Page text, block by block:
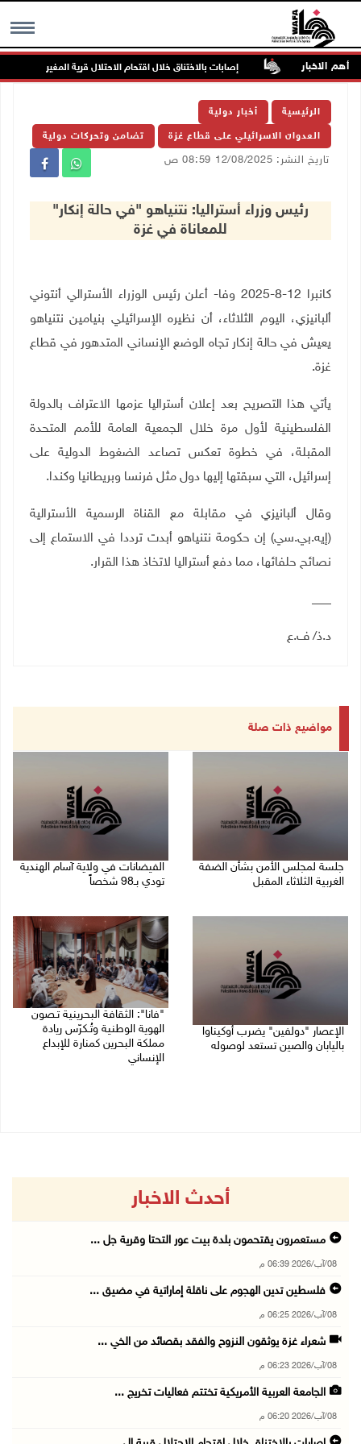
MENU أهم الاخبار
بالخطر إصابات بالاختناق خلال اقتحام الاحتلال قرية المغير
الرئيسية أخبار دولية
العدوان الاسرائيلي على قطاع غزة تضامن وتحركات دولية
تاريخ النشر: 12/08/2025 08:59 ص
رئيس وزراء أستراليا: نتنياهو "في حالة إنكار"
للمعاناة في غزة
كانبرا 12-8-2025 وفا- أعلن رئيس الوزراء الأسترالي أنتوني
ألبانيزي، اليوم الثلاثاء، أن نظيره الإسرائيلي بنيامين نتنياهو
يعيش في حالة إنكار تجاه الوضع الإنساني المتدهور في قطاع
غزة.
يأتي هذا التصريح بعد إعلان أستراليا عزمها الاعتراف بالدولة
الفلسطينية لأول مرة خلال الجمعية العامة للأمم المتحدة
المقبلة، في خطوة تعكس تصاعد الضغوط الدولية على
إسرائيل، التي سبقتها إليها دول مثل فرنسا وبريطانيا وكندا.
وقال ألبانيزي في مقابلة مع القناة الرسمية الأسترالية
(إيه.بي.سي) إن حكومة نتنياهو أبدت ترددا في الاستماع إلى
نصائح حلفائها، مما دفع أستراليا لاتخاذ هذا القرار.
د.ذ/ ف.ع
مواضيع ذات صلة
جلسة لمجلس الأمن بشأن الضفة
الغربية الثلاثاء المقبل
الفيضانات في ولاية آسام الهندية
تودي بـ98 شخصاً
الإعصار "دولفين" يضرب أوكيناوا
باليابان والصين تستعد لوصوله
"فانا": الثقافة البحرينية تـصون
الهوية الوطنية وتُـكرّس ريادة
مملكة البحرين كمنارة للإبداع
الإنساني
أحدث الاخبار
مستعمرون يقتحمون بلدة بيت عور التحتا وقرية جل ...
08/آب/2026 06:39 م
فلسطين تدين الهجوم على ناقلة إماراتية في مضيق ...
08/آب/2026 06:25 م
شعراء غزة يوثقون النزوح والفقد بقصائد من الخي ...
08/آب/2026 06:23 م
الجامعة العربية الأمريكية تختتم فعاليات تخريج ...
08/آب/2026 06:20 م